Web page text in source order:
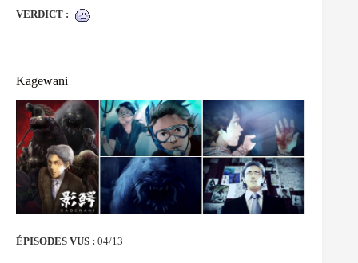
VERDICT :
Kagewani
ÉPISODES VUS : 04/13